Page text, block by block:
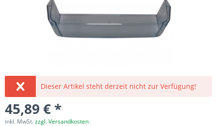
Dieser Artikel steht derzeit nicht zur Verfügung!
45,89 € *
inkl. MwSt.zzgl. Versandkosten